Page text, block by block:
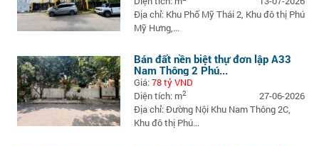
Địa chỉ: Khu Phố Mỹ Thái 2, Khu đô thị Phú
Mỹ Hưng,...
Bán đất nền biệt thự đơn lập A33
Nam Thông 2 Phú...
Giá:78 tỷ VND
Diện tích: m2
27-06-2026
Địa chỉ: Đường Nội Khu Nam Thông 2C,
Khu đô thị Phú...